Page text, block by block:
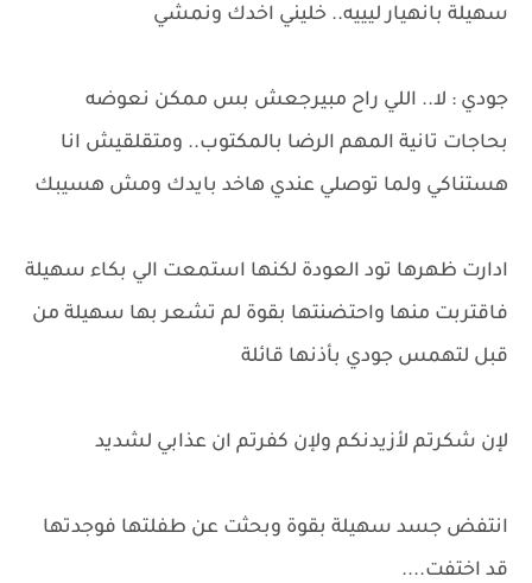
سهيلة بانهيار ليييه.. خليني اخدك ونمشي
جودي : لا.. اللي راح مبيرجعش بس ممكن نعوضه
بحاجات تانية المهم الرضا بالمكتوب.. ومتقلقيش انا
هستناكي ولما توصلي عندي هاخد بايدك ومش هسيبك
ادارت ظهرها تود العودة لكنها استمعت الي بكاء سهيلة
فاقتربت منها واحتضنتها بقوة لم تشعر بها سهيلة من
قبل لتهمس جودي بأذنها قائلة
لإن شكرتم لأزيدنكم ولإن كفرتم ان عذابي لشديد
انتفض جسد سهيلة بقوة وبحثت عن طفلتها فوجدتها
قد اختفت....